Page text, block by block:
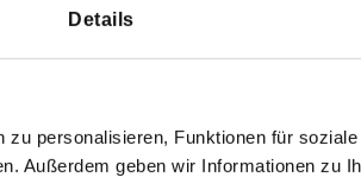
Details
personalisieren, Funktionen für
Außerdem geben wir Informationen zu